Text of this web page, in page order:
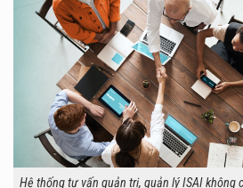
Hệ thống tư vấn quản trị, quản lý ISAI không